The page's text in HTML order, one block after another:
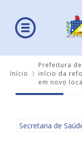
Início
Prefeitura
início da
em novo
Secretaria de